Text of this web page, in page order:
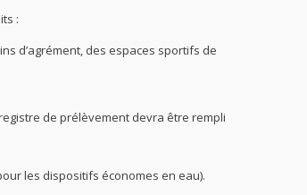
:
d’agrément, des espaces sportifs de
de prélèvement devra être rempli
les dispositifs économes en eau).